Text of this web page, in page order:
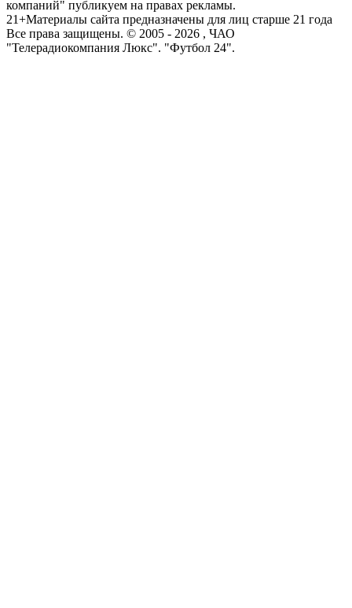
компаний" публикуем на правах рекламы.
21+Материалы сайта предназначены для лиц старше 21 года
Все права защищены. © 2005 - 2026 , ЧАО
"Телерадиокомпания Люкс". "Футбол 24".